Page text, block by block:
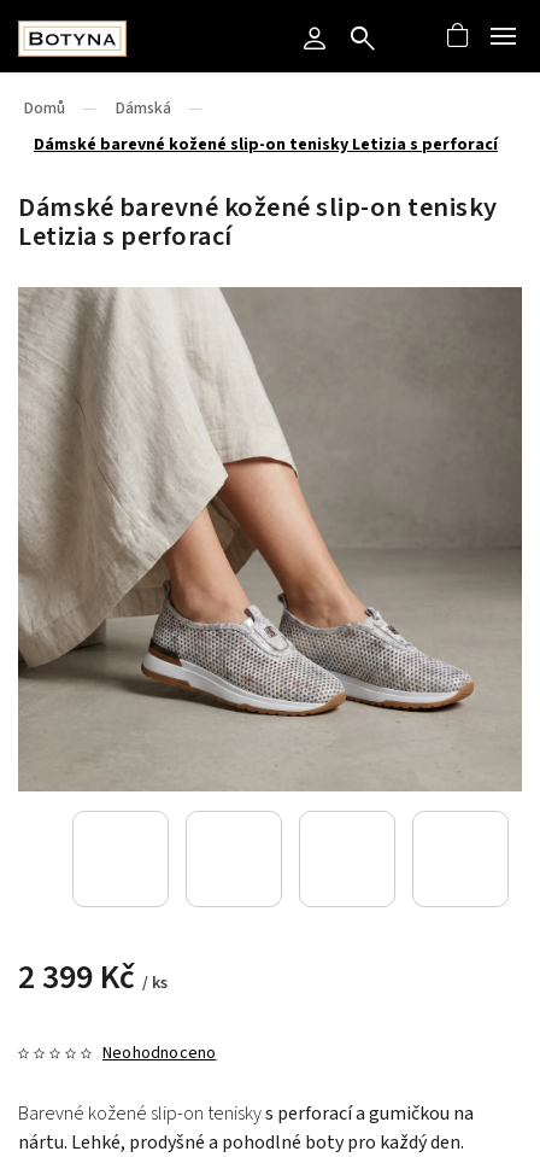
Domů / Dámská
/
Dámské barevné kožené slip-on tenisky Letizia s perforací
Dámské barevné kožené slip-on tenisky
Letizia s perforací
2 399 Kč / ks
Neohodnoceno
Barevné kožené slip-on teniskys perforací a gumičkou na
nártu. Lehké, prodyšné a pohodlné boty pro každý den.